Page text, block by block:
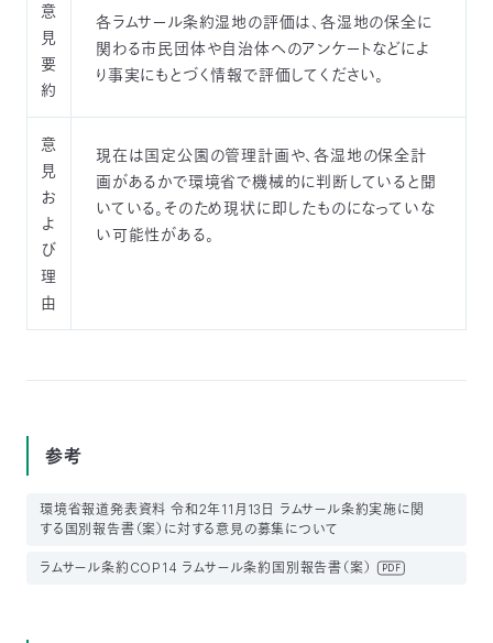
意
見
要
約
各ラムサール条約湿地の評価は、各湿地の保全に
関わる市民団体や自治体へのアンケートなどによ
り事実にもとづく情報で評価してください。
意
見
お
よ
び
理
由
現在は国定公園の管理計画や、各湿地の保全計
画があるかで環境省で機械的に判断していると聞
いている。そのため現状に即したものになっていな
い可能性がある。
参考
環境省報道発表資料 令和2年11月13日 ラムサール条約実施に関
する国別報告書（案）に対する意見の募集について
ラムサール条約COP14 ラムサール条約国別報告書（案） PDF